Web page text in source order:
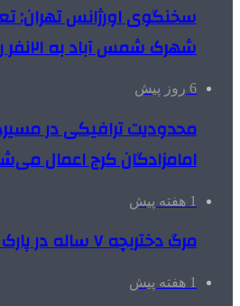
سخنگوی اورژانس تهران:
شهرک شمس آباد به ۲۱نفر رسید
6 روز پیش
محدودیت ترافیکی در
امامزادگان کرج اعمال
1 هفته پیش
مرگ دختربچه ۷ ساله در پارک اسلامشهر
1 هفته پیش